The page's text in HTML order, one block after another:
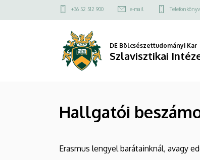
Hallgatói
beszámoló
Szlavisztikai
a
Felső
menü
+36 52 512 900 e-mail Telefonkönyv
DE Bölcsészettudományi Kar
Szlavisztikai
Hallgatói
Erasmus lengyel barátainknál, avagy